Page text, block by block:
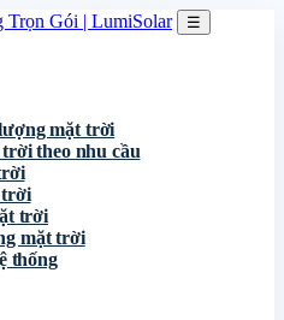
☰
mặt trời
theo nhu cầu
trời
trời
mặt trời
thống